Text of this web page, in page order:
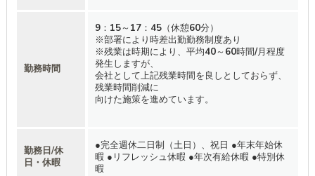
勤務時間
9：15～17：45（休憩60分）
※部署により時差出勤勤務制度あり
※残業は時期により、平均40～60時間/月程度
発生しますが、
会社として上記残業時間を良しとしておらず、
残業時間削減に
向けた施策を進めています。
勤務日/休
日・休暇
●完全週休二日制（土日）、祝日 ●年末年始休
暇 ●リフレッシュ休暇 ●年次有給休暇 ●特別休
暇